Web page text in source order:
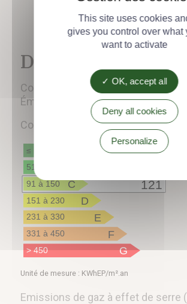
Diagnostics
Consommation énergétique :121
Émission de gaz :3
Consommation énergétique
≤ 50
51 à 90
121
C
91 à 150
D
151 à 230
E
231 à 330
F
331 à 450
G
> 450
Unité de mesure : KWhEP/m².an
Emissions de gaz à effet de serre
This site uses cookies
gives you control over what
want to activate
OK, accept all
Deny all cookies
Personalize